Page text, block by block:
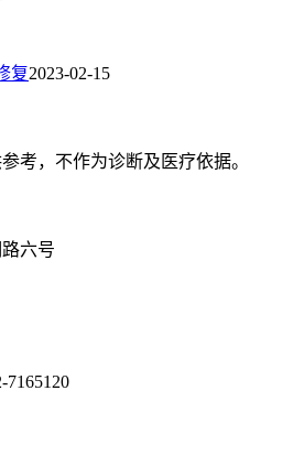
复2023-02-15
考，不作为诊断及医疗依据。
六号